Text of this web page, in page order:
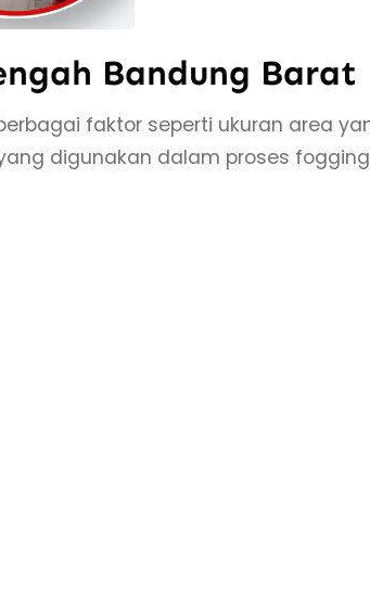
Bandung Barat
faktor seperti ukuran area
digunakan dalam proses